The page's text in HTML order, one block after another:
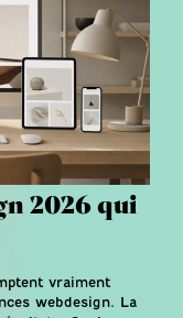
2026 qui
vraiment
webdesign. La